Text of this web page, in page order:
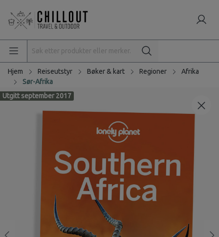
Hjem Reiseutstyr Bøker & kart Regioner
Afrika
Sør-Afrika
Utgitt september 2017